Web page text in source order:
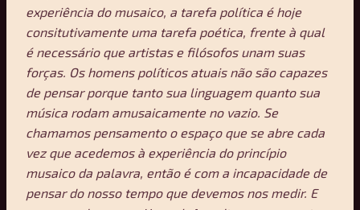
experiência do musaico, a tarefa política é hoje
consitutivamente uma tarefa poética, frente à qual
é necessário que artistas e filósofos unam suas
forças. Os homens políticos atuais não são capazes
de pensar porque tanto sua linguagem quanto sua
música rodam amusaicamente no vazio. Se
chamamos pensamento o espaço que se abre cada
vez que acedemos à experiência do princípio
musaico da palavra, então é com a incapacidade de
pensar do nosso tempo que devemos nos medir. E